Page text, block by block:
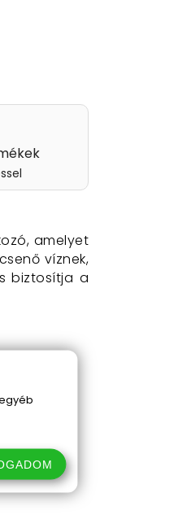
amelyet
víznek,
biztosítja a